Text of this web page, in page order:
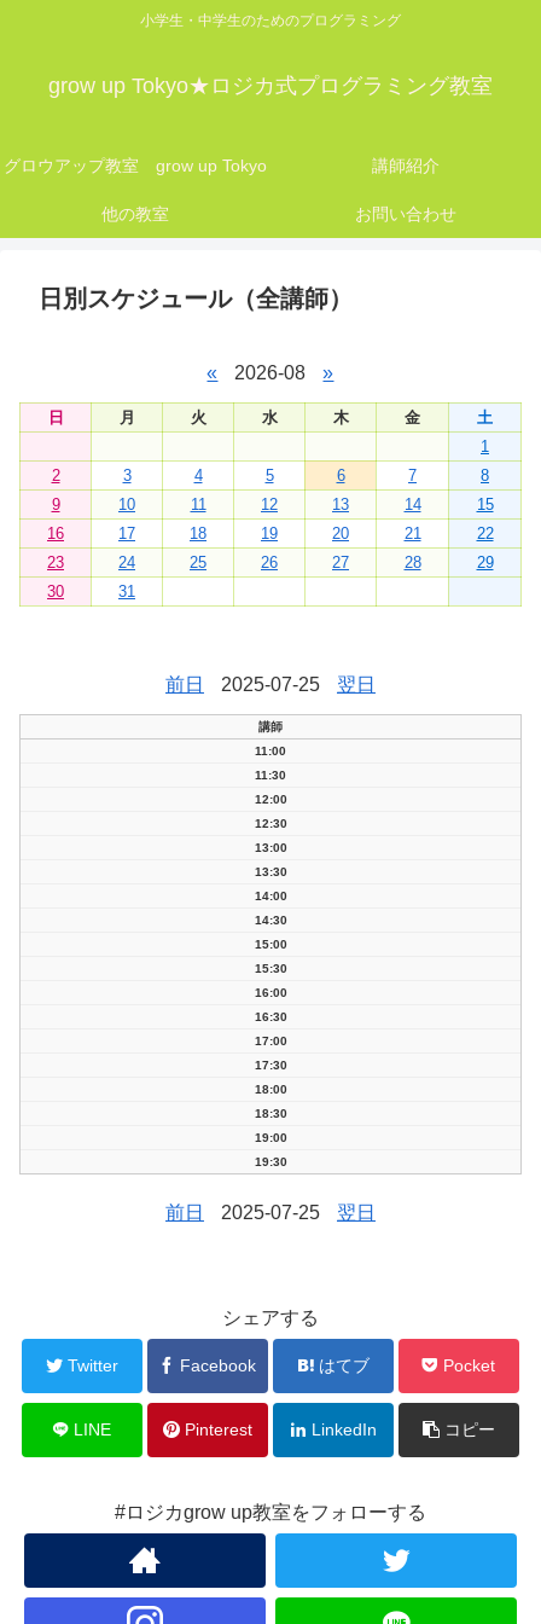
小学生・中学生のためのプログラミング
grow up Tokyo★ロジカ式プログラミング教室
グロウアップ教室 grow up Tokyo 講師紹介
他の教室 お問い合わせ
日別スケジュール（全講師）
« 2026-08 »
日 月 火 水 木 金
土
1
2
3 4 5 6 7
8
9
10 11 12 13 14
15
16
17 18 19 20 21
22
23
24 25 26 27 28
29
30
31
前日 2025-07-25 翌日
講師
11:00
11:30
12:00
12:30
13:00
13:30
14:00
14:30
15:00
15:30
16:00
16:30
17:00
17:30
18:00
18:30
19:00
19:30
前日 2025-07-25 翌日
シェアする
Twitter Facebook はてブ Pocket
LINE Pinterest LinkedIn コピー
#ロジカgrow up教室をフォローする